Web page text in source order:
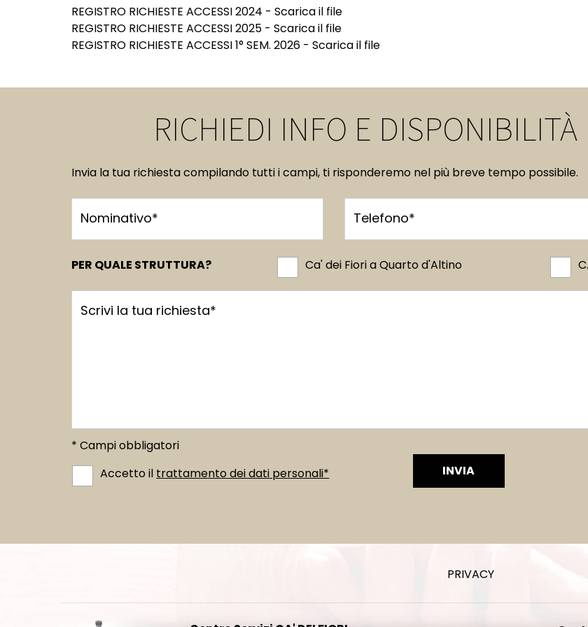
REGISTRO RICHIESTE ACCESSI 2024 - Scarica il file
REGISTRO RICHIESTE ACCESSI 2025 - Scarica il file
REGISTRO RICHIESTE ACCESSI 1° SEM. 2026 - Scarica il file
RICHIEDI INFO E
Invia la tua richiesta compilando tutti i campi, ti risponderemo nel più breve tempo possibile.
Nominativo* Telefono*
PER QUALE STRUTTURA? Ca' dei Fiori a Quarto d'Altino
Scrivi la tua richiesta*
* Campi obbligatori
Accetto il trattamento dei dati personali* INVIA
PRIVACY